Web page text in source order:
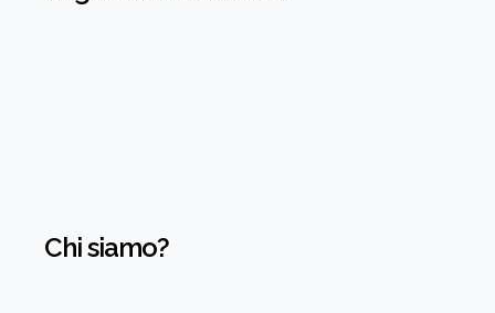
Chi siamo?